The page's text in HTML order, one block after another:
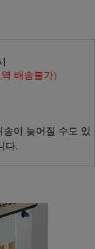
배송불가)
송이 늦어질 수도 있
다.